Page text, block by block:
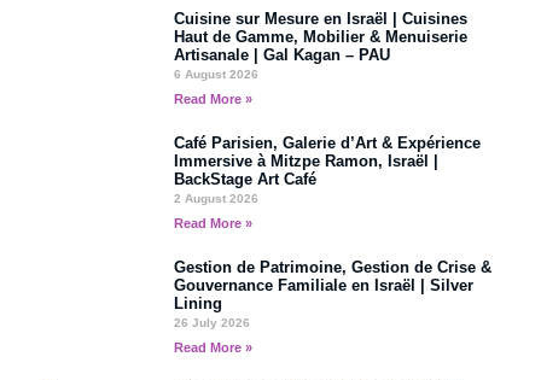
Cuisine sur Mesure en Israël | Cuisines
Haut de Gamme, Mobilier & Menuiserie
Artisanale | Gal Kagan – PAU
6 August 2026
Read More »
Café Parisien, Galerie d’Art & Expérience
Immersive à Mitzpe Ramon, Israël |
BackStage Art Café
2 August 2026
Read More »
Gestion de Patrimoine, Gestion de Crise &
Gouvernance Familiale en Israël | Silver
Lining
26 July 2026
Read More »